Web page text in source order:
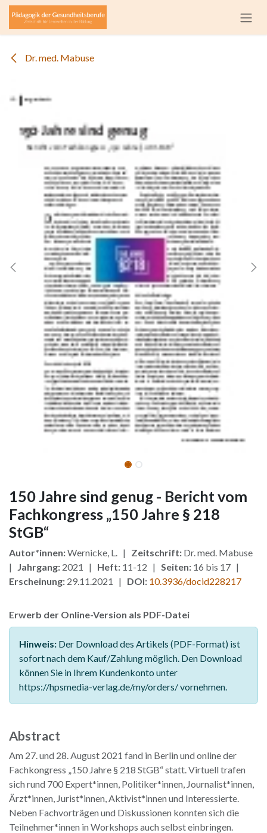
Zum Inhalt springen
Dr. med. Mabuse
150 Jahre sind genug - Bericht vom
Fachkongress „150 Jahre § 218
StGB“
Autor*innen:Wernicke, L. | Zeitschrift: Dr. med. Mabuse
| Jahrgang: 2021 | Heft: 11-12 | Seiten: 16 bis 17 |
Erscheinung: 29.11.2021 | DOI: 10.3936/docid228217
Erwerb der Online-Version als PDF-Datei
Hinweis: Der Download des Artikels (PDF-Format) ist
sofort nach dem Kauf/Zahlung möglich. Den Download
können Sie in Ihrem Kundenkonto unter
https://hpsmedia-verlag.de/my/orders/ vornehmen.
Abstract
Am 27. und 28. August 2021 fand in Berlin und online der
Fachkongress „150 Jahre § 218 StGB“ statt. Virtuell trafen
sich rund 700 Expert*innen, Politiker*innen, Journalist*innen,
Ärzt*innen, Jurist*innen, Aktivist*innen und Interessierte.
Neben Fachvorträgen und Diskussionen konnten sich die
Teilnehmer*innen in Workshops auch selbst einbringen.